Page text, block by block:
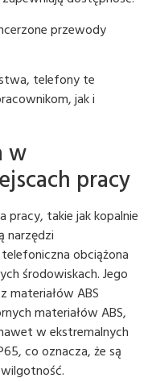
przewody
telefony te
jak i
w
pracy
pracy, takie jak kopalnie
narzędzi
obciążona
środowiskach. Jego
materiałów ABS
materiałów ABS,
w ekstremalnych
co oznacza, że ​​są